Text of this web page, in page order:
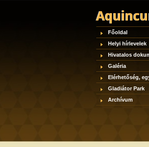
Főoldal
Helyi hírlevelek
Hivatalos
Galéria
Elérhetőség,
Gladiátor Park
Archívum